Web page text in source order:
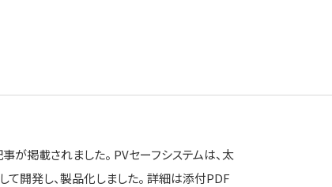
掲載されました。 PVセーフシステムは、太
開発し、製品化しました。 詳細は添付PDF